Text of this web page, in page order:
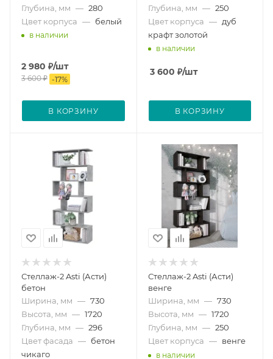
Глубина, мм — 280
Цвет корпуса — белый
в наличии
2 980 ₽/шт
3 600₽ -17%
В КОРЗИНУ
Глубина, мм — 250
Цвет корпуса — дуб
крафт золотой
в наличии
3 600 ₽/шт
В КОРЗИНУ
Стеллаж-2 Asti (Асти)
бетон
Ширина, мм — 730
Высота, мм — 1720
Глубина, мм — 296
Цвет фасада — бетон
чикаго
Стеллаж-2 Asti (Асти)
венге
Ширина, мм — 730
Высота, мм — 1720
Глубина, мм — 250
Цвет корпуса — венге
в наличии